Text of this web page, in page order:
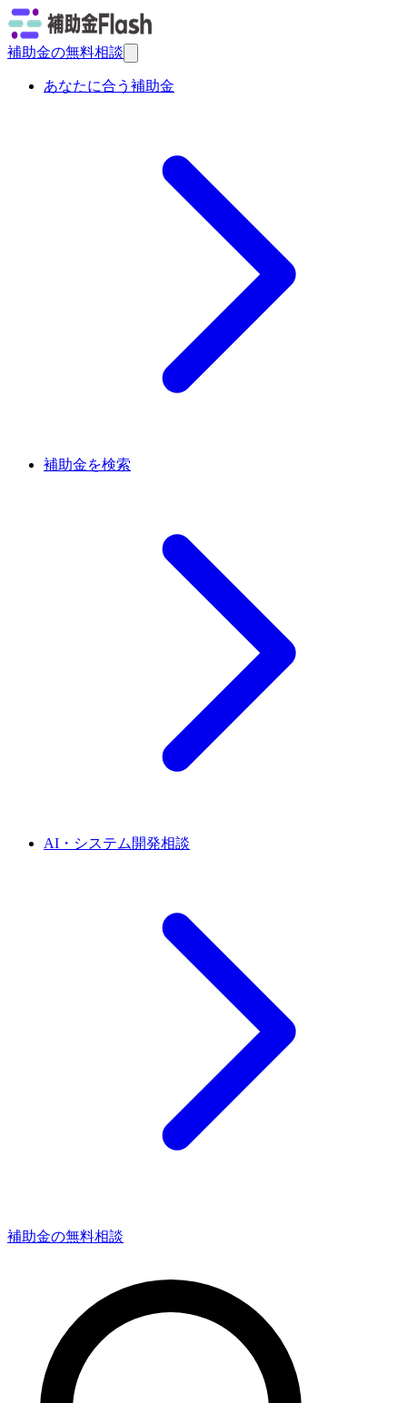
補助金の無料相談
あなたに合う補助金
補助金を検索
AI・システム開発相談
補助金の無料相談